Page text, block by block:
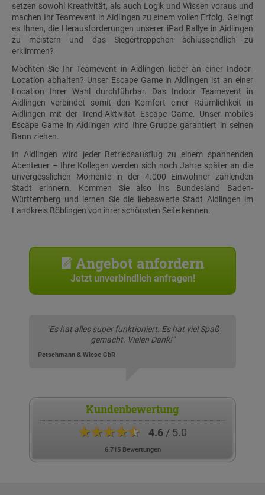
setzen sowohl Kreativität, als auch Logik und Wissen voraus und
machen Ihr Teamevent in Aidlingen zu einem vollen Erfolg. Gelingt
es Ihnen, die Herausforderungen unserer iPad Rallye in Aidlingen
zu meistern und das Siegertreppchen schlussendlich zu
erklimmen?
Möchten Sie Ihr Teamevent in Aidlingen lieber an einer Indoor-
Location abhalten? Unser Escape Game in Aidlingen ist an einer
Location Ihrer Wahl durchführbar. Das Indoor Teamevent in
Aidlingen verbindet somit den Komfort einer Räumlichkeit in
Aidlingen mit der Trend-Aktivität Escape Game. Unser mobiles
Escape Game in Aidlingen wird Ihre Gruppe garantiert in seinen
Bann ziehen.
In Aidlingen wird jeder Betriebsausflug zu einem spannenden
Abenteuer – Ihre Kollegen werden sich noch Jahre später an die
unvergesslichen Momente in der 4.000 Einwohner zählenden
Stadt erinnern. Kommen Sie also ins Bundesland Baden-
Württemberg und lernen Sie die liebeswerte Stadt Aidlingen im
Landkreis Böblingen von ihrer schönsten Seite kennen.
Angebot anfordern
Jetzt unverbindlich anfragen!
"Es hat alles super funktioniert. Es hat viel Spaß
gemacht. Vielen Dank!"
Petschmann & Wiese GbR
Kundenbewertung
★★★★★ 4.6/ 5.0
6.715 Bewertungen